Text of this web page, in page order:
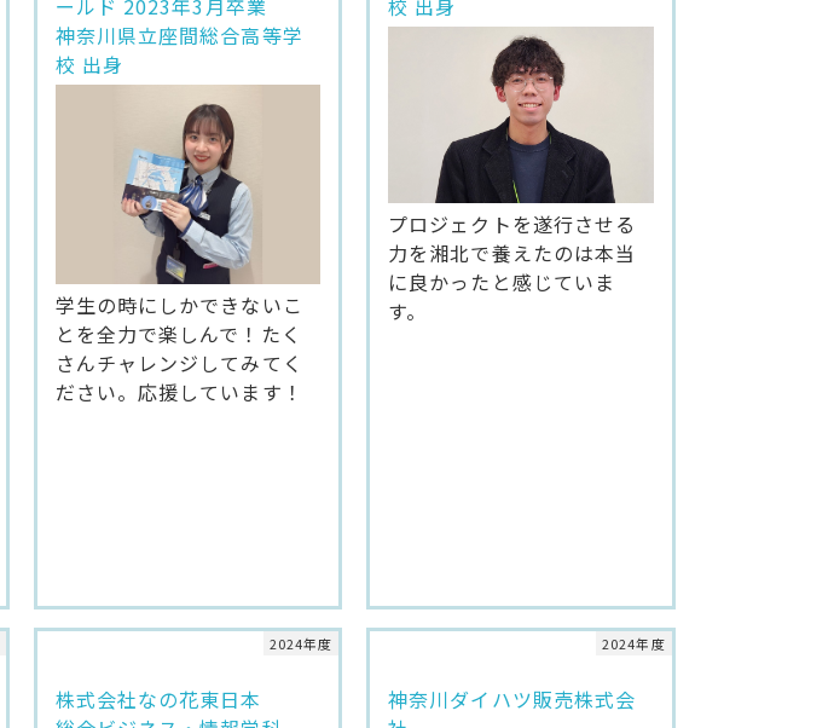
ールド 2023年3月卒業
神奈川県立座間総合高等学
校 出身
学生の時にしかできないこ
とを全力で楽しんで！たく
さんチャレンジしてみてく
ださい。応援しています！
校 出身
プロジェクトを遂行させる
力を湘北で養えたのは本当
に良かったと感じていま
す。
株式会社なの花東日本
2024年度
神奈川ダイハツ販売株式会
2024年度